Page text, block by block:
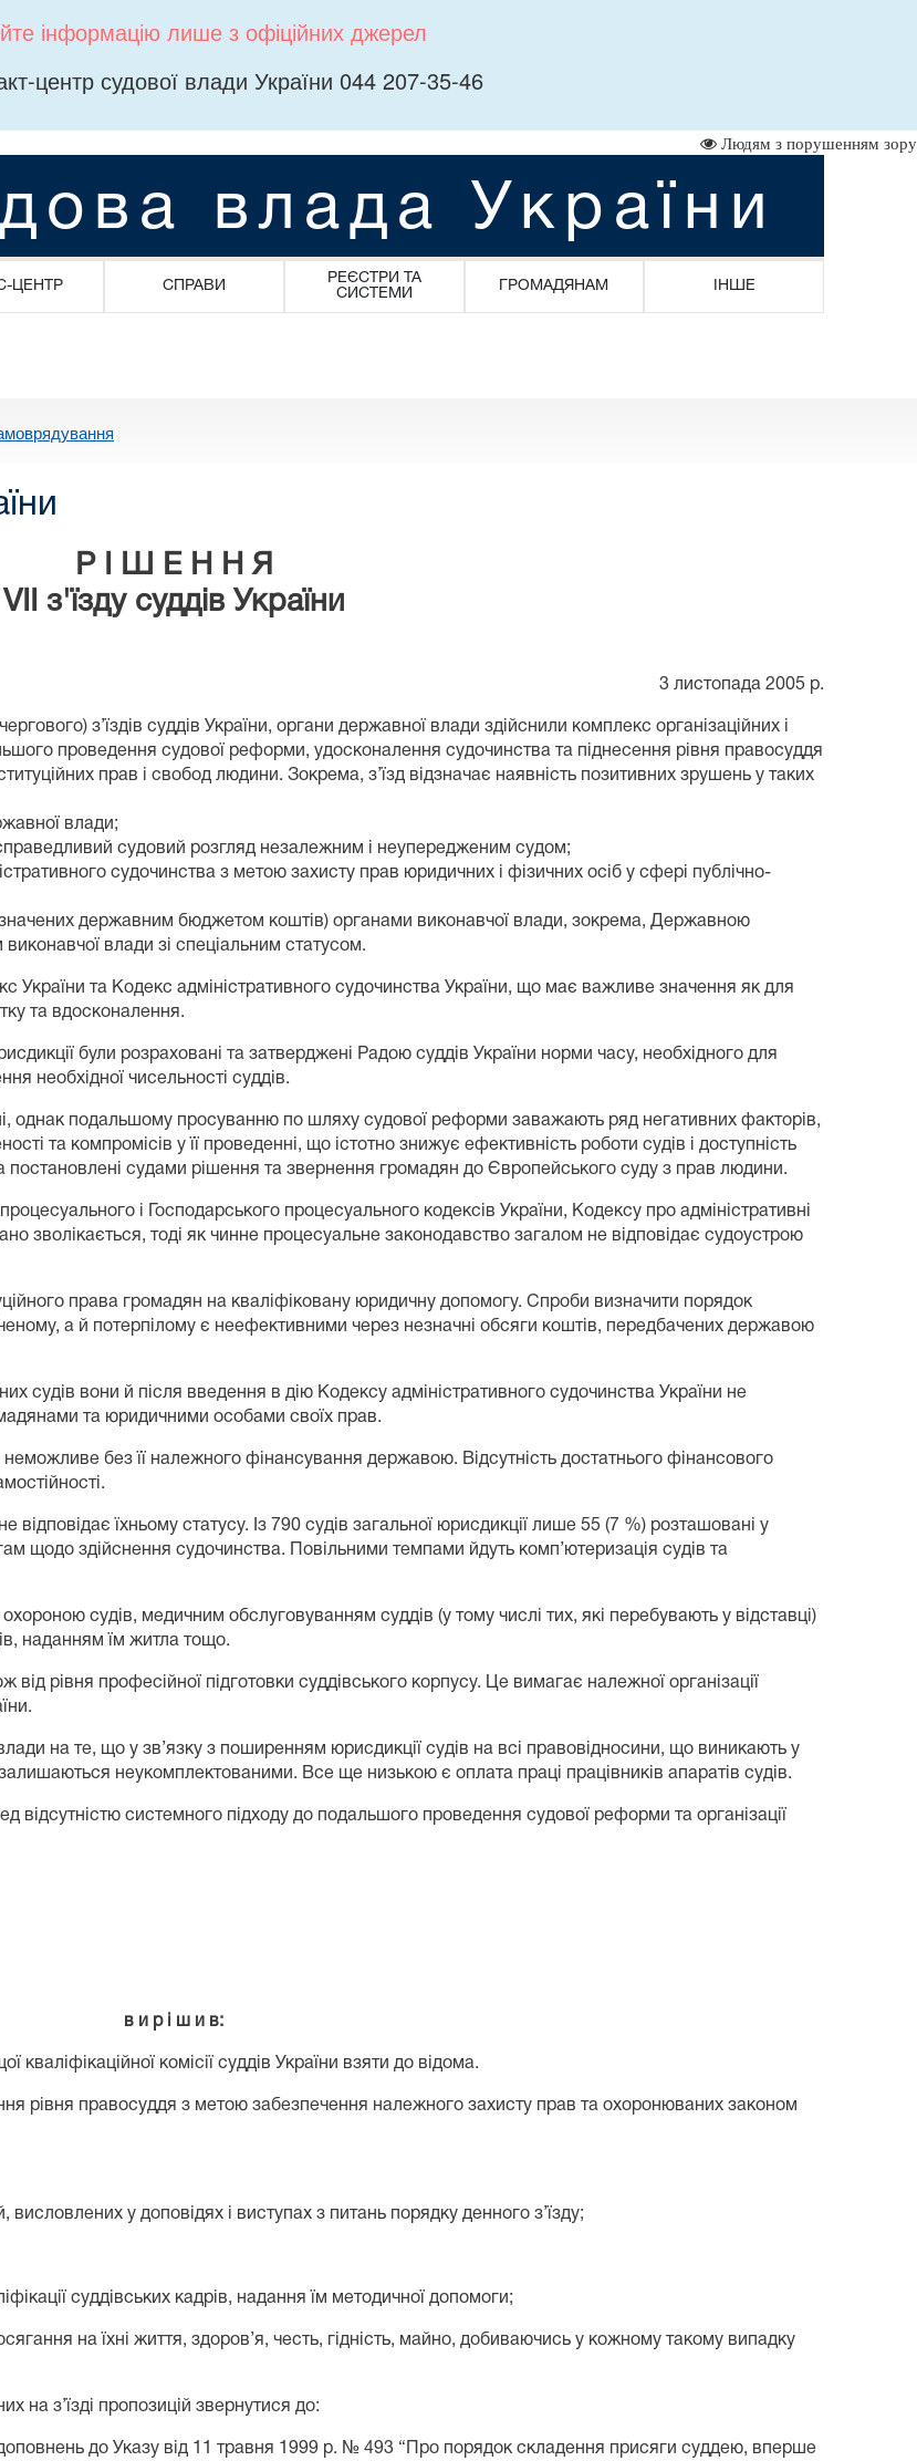
інформацію лише з офіційних джерел
центр судової влади України 044 207-35-46
Людям з порушенням зору
влада України
ЦЕНТР СПРАВИ
РЕЄСТРИ ТА
СИСТЕМИ
ГРОМАДЯНАМ ІНШЕ
Р І Ш Е Н Н Я
VII з'їзду суддів України
3 листопада 2005 р.
з’їздів суддів України, органи державної влади здійснили комплекс організаційних і
проведення судової реформи, удосконалення судочинства та піднесення рівня правосуддя
прав і свобод людини. Зокрема, з’їзд відзначає наявність позитивних зрушень у таких
влади;
судовий розгляд незалежним і неупередженим судом;
судочинства з метою захисту прав юридичних і фізичних осіб у сфері публічно-
державним бюджетом коштів) органами виконавчої влади, зокрема, Державною
влади зі спеціальним статусом.
України та Кодекс адміністративного судочинства України, що має важливе значення як для
та вдосконалення.
були розраховані та затверджені Радою суддів України норми часу, необхідного для
необхідної чисельності суддів.
однак подальшому просуванню по шляху судової реформи заважають ряд негативних факторів,
та компромісів у її проведенні, що істотно знижує ефективність роботи судів і доступність
судами рішення та звернення громадян до Європейського суду з прав людини.
і Господарського процесуального кодексів України, Кодексу про адміністративні
зволікається, тоді як чинне процесуальне законодавство загалом не відповідає судоустрою
права громадян на кваліфіковану юридичну допомогу. Спроби визначити порядок
а й потерпілому є неефективними через незначні обсяги коштів, передбачених державою
судів вони й після введення в дію Кодексу адміністративного судочинства України не
та юридичними особами своїх прав.
без її належного фінансування державою. Відсутність достатнього фінансового
їхньому статусу. Із 790 судів загальної юрисдикції лише 55 (7 %) розташовані у
щодо здійснення судочинства. Повільними темпами йдуть комп’ютеризація судів та
судів, медичним обслуговуванням суддів (у тому числі тих, які перебувають у відставці)
наданням їм житла тощо.
рівня професійної підготовки суддівського корпусу. Це вимагає належної організації
на те, що у зв’язку з поширенням юрисдикції судів на всі правовідносини, що виникають у
неукомплектованими. Все ще низькою є оплата праці працівників апаратів судів.
відсутністю системного підходу до подальшого проведення судової реформи та організації
в и р і ш и в:
комісії суддів України взяти до відома.
рівня правосуддя з метою забезпечення належного захисту прав та охоронюваних законом
у доповідях і виступах з питань порядку денного з’їзду;
суддівських кадрів, надання їм методичної допомоги;
на їхні життя, здоров’я, честь, гідність, майно, добиваючись у кожному такому випадку
на з’їзді пропозицій звернутися до:
до Указу від 11 травня 1999 р. № 493 “Про порядок складення присяги суддею, вперше